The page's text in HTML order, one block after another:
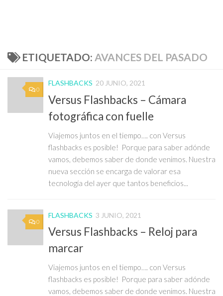
ETIQUETADO: AVANCES DEL PASADO
0
FLASHBACKS 20 JUNIO, 2021
Versus Flashbacks – Cámara
fotográfica con fuelle
Viajemos juntos en el tiempo…. con Versus
flashbacks es posible! Porque para saber adónde
vamos, debemos saber de donde venimos. Nuestra
nueva sección se encarga de valorar esa
tecnología del ayer que tantos beneficios...
0
FLASHBACKS 3 JUNIO, 2021
Versus Flashbacks – Reloj para
marcar
Viajemos juntos en el tiempo…. con Versus
flashbacks es posible! Porque para saber adónde
vamos, debemos saber de donde venimos. Nuestra